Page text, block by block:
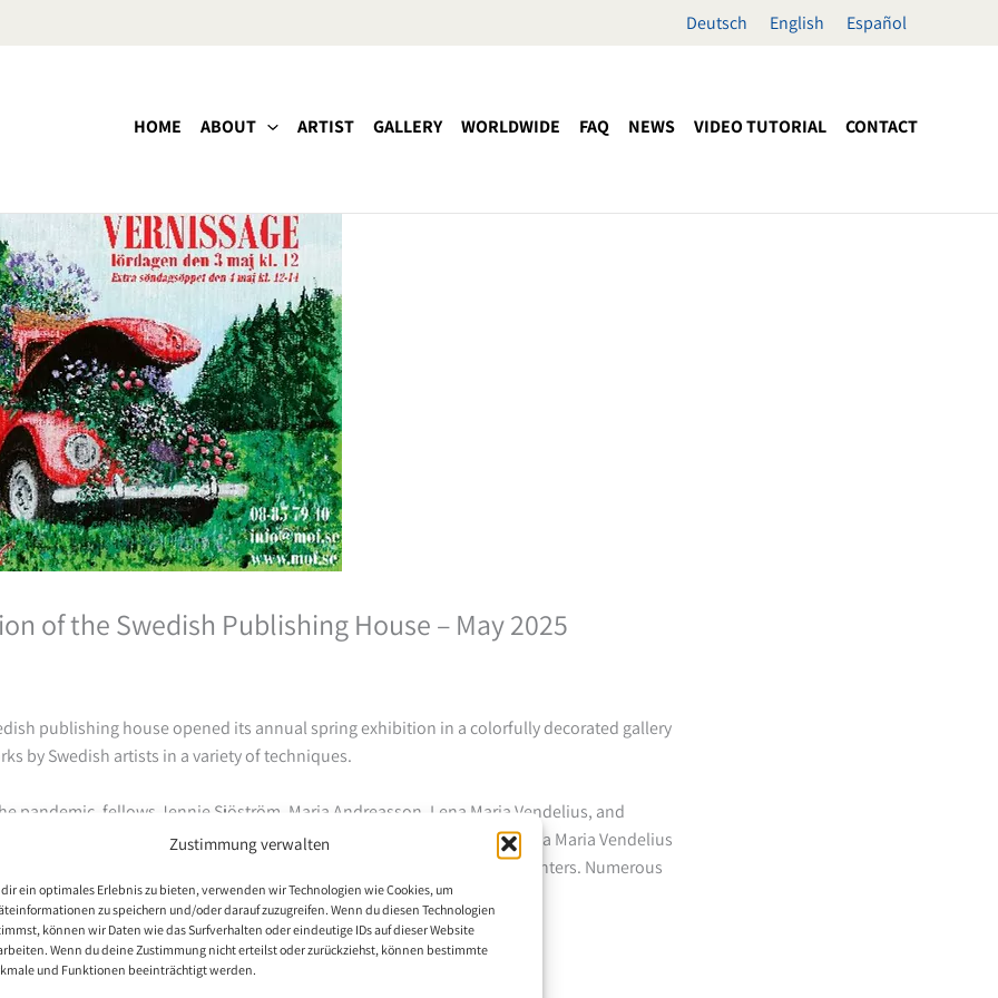
Zustimmung verwalten
ein optimales Erlebnis zu bieten, verwenden wir Technologien wie Cookies, um
zu speichern und/oder darauf zuzugreifen. Wenn du diesen Technologien
können wir Daten wie das Surfverhalten oder eindeutige IDs auf dieser Website
Wenn du deine Zustimmung nicht erteilst oder zurückziehst, können bestimmte
und Funktionen beeinträchtigt werden.
Deutsch English Español
HOME ABOUT ARTIST GALLERY WORLDWIDE FAQ NEWS VIDEO TUTORIAL CONTACT
of the Swedish Publishing House – May 2025
publishing house opened its annual spring exhibition in a colorfully decorated gallery
by Swedish artists in a variety of techniques.
pandemic, fellows Jennie Sjöström, Maria Andreasson, Lena Maria Vendelius, and
to attend the exhibition in person and present their works. Fellow Lena Maria Vendelius
a musical performance and a presentation by the mouth and foot painters. Numerous
in sunny spring weather.
the public until June 20, 2025.